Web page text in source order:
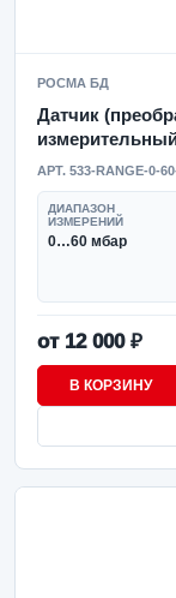
РОСМА БД
Датчик
АРТ. 533-RANGE-0-
ДИАПАЗОН
ИЗМЕРЕНИЙ
0…60 мбар
от 12 000 ₽
В КОРЗИНУ